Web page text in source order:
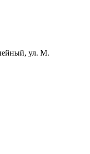
ул. М.